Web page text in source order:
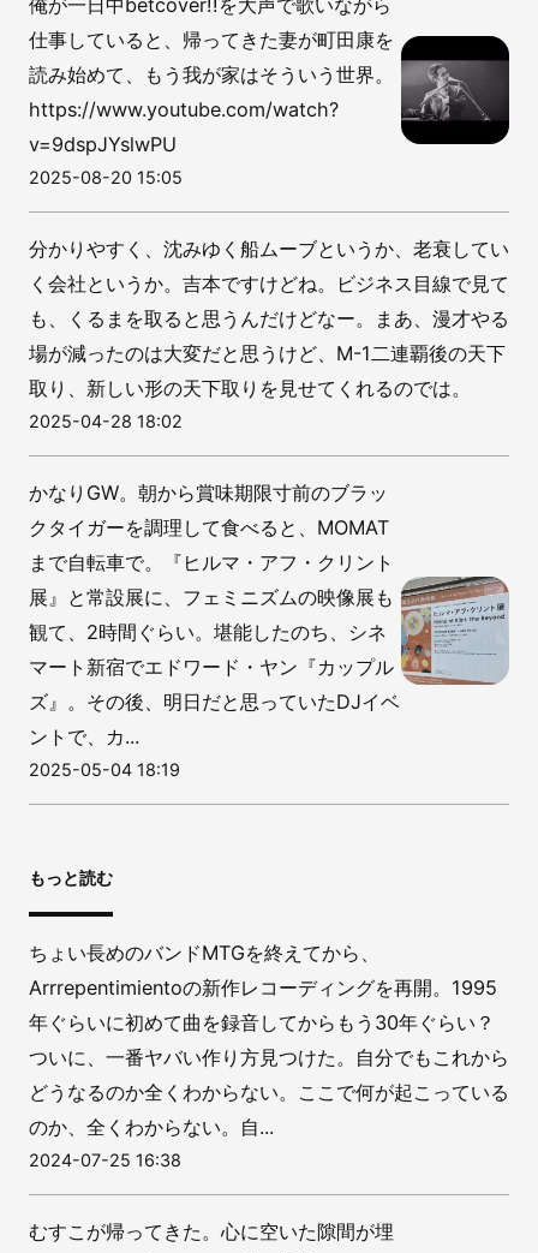
俺が一日中betcover!!を大声で歌いながら
仕事していると、帰ってきた妻が町田康を
読み始めて、もう我が家はそういう世界。
https://www.youtube.com/watch?
v=9dspJYslwPU
2025-08-20 15:05
分かりやすく、沈みゆく船ムーブというか、老衰してい
く会社というか。吉本ですけどね。ビジネス目線で見て
も、くるまを取ると思うんだけどなー。まあ、漫才やる
場が減ったのは大変だと思うけど、M-1二連覇後の天下
取り、新しい形の天下取りを見せてくれるのでは。
2025-04-28 18:02
かなりGW。朝から賞味期限寸前のブラッ
クタイガーを調理して食べると、MOMAT
まで自転車で。『ヒルマ・アフ・クリント
展』と常設展に、フェミニズムの映像展も
観て、2時間ぐらい。堪能したのち、シネ
マート新宿でエドワード・ヤン『カップル
ズ』。その後、明日だと思っていたDJイベ
ントで、カ...
2025-05-04 18:19
もっと読む
ちょい長めのバンドMTGを終えてから、
Arrrepentimientoの新作レコーディングを再開。1995
年ぐらいに初めて曲を録音してからもう30年ぐらい？
ついに、一番ヤバい作り方見つけた。自分でもこれから
どうなるのか全くわからない。ここで何が起こっている
のか、全くわからない。自...
2024-07-25 16:38
むすこが帰ってきた。心に空いた隙間が埋